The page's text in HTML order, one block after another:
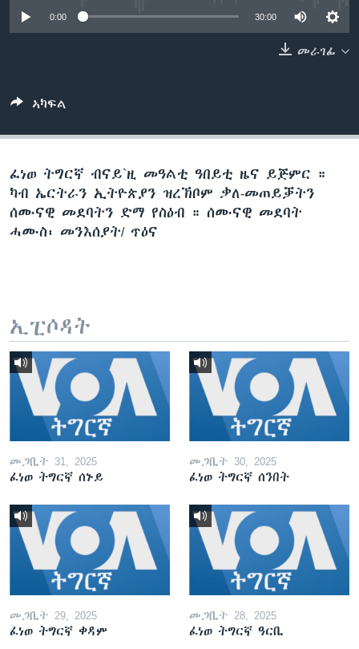
ቂሔ ጽልሚ
ቋንቋታት
0:00 30:00
መራገፊ
ኣካፍል
ፈነወ ትግርኛ ብናይ`ዚ መዓልቲ ዓበይቲ ዜና ይጅምር ።
ካብ ኤርትራን ኢትዮጵያን ዝረኽቦም ቃለ-መጠይቓትን
ሰሙናዊ መደባትን ድማ የስዕብ ። ሰሙናዊ መደባት
ሓሙስ፡ መንእሰያት/ ጥዕና
ኢፒሶዳት
መጋቢት 31, 2025
ፈነወ ትግርኛ ሰኑይ
መጋቢት 30, 2025
ፈነወ ትግርኛ ሰንበት
መጋቢት 29, 2025
ፈነወ ትግርኛ ቀዳም
መጋቢት 28, 2025
ፈነወ ትግርኛ ዓርቢ